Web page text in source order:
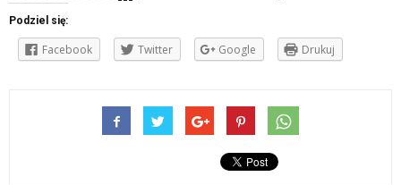
Podziel się:
Facebook Twitter Google Drukuj